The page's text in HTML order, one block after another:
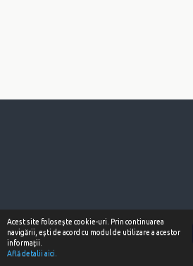
Acest site foloseşte cookie-uri. Prin continuarea
navigării, eşti de acord cu modul de utilizare a acestor
informaţii.
Află detalii aici.